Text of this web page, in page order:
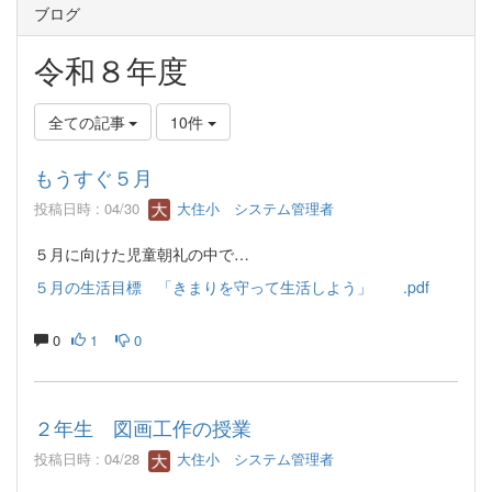
ブログ
令和８年度
全ての記事 10件
もうすぐ５月
投稿日時 : 04/30 大住小 システム管理者
５月に向けた児童朝礼の中で…
５月の生活目標 「きまりを守って生活しよう」 .pdf
0 1 0
２年生 図画工作の授業
投稿日時 : 04/28 大住小 システム管理者